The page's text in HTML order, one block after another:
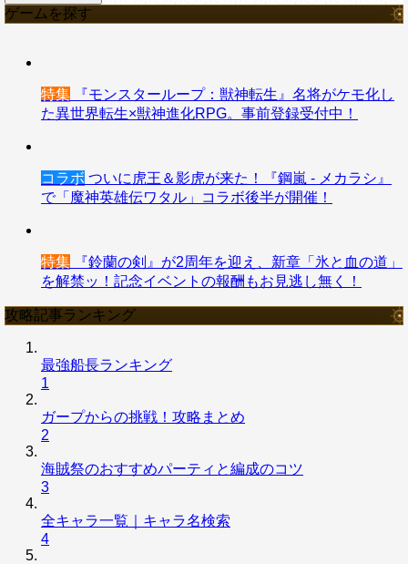
ゲームを探す
特集 『モンスターループ：獣神転生』名将がケモ化し
た異世界転生×獣神進化RPG。事前登録受付中！
コラボ ついに虎王＆影虎が来た！『鋼嵐 - メカラシ』
で「魔神英雄伝ワタル」コラボ後半が開催！
特集 『鈴蘭の剣』が2周年を迎え、新章「氷と血の道」
を解禁ッ！記念イベントの報酬もお見逃し無く！
攻略記事ランキング
最強船長ランキング
1
ガープからの挑戦！攻略まとめ
2
海賊祭のおすすめパーティと編成のコツ
3
全キャラ一覧｜キャラ名検索
4